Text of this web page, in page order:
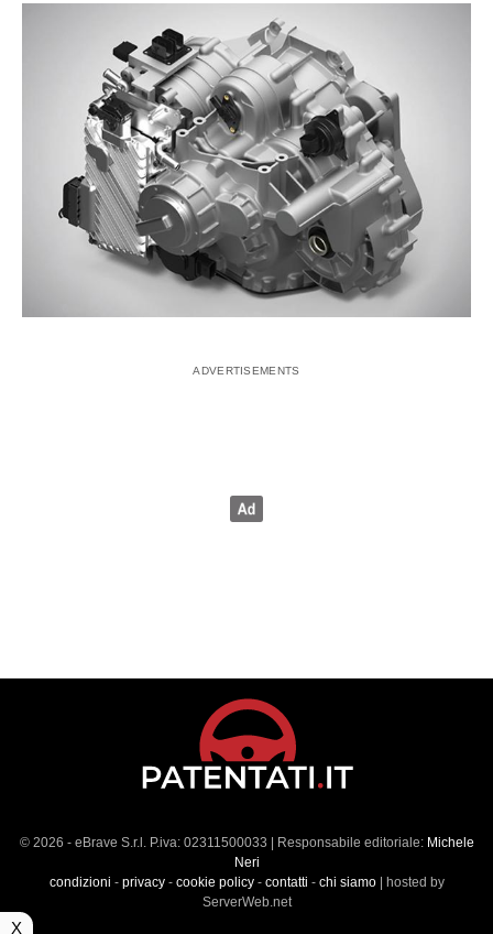
© 2026 - eBrave S.r.l. P.iva: 02311500033 | Responsabile editoriale: Michele
Neri
condizioni - privacy- cookie policy- contatti - chi siamo| hosted by
ServerWeb.net
X